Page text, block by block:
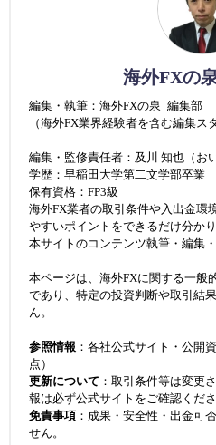
海外FXの
編集・執筆：海外FXの泉_編集部
（海外FX業界経験者を含む編集ス
編集・監修責任者：及川 知也（お
学歴：早稲田大学第二文学部卒業
保有資格：FP3級
海外FX業者の取引条件や入出金環
やすいポイントをできるだけ分か
本サイトのコンテンツ執筆・編集
本ページは、海外FXに関する一般
であり、特定の投資判断や取引結
ん。
参照情報 ：各社公式サイト・公開
点）
更新について ：取引条件等は変更
報は必ず公式サイトをご確認くださ
免責事項 ：成果・安全性・出金可
せん。